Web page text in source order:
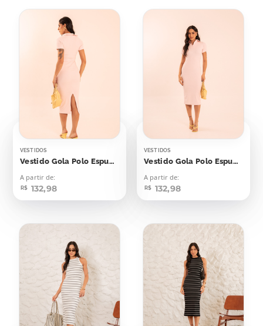
VESTIDOS
Vestido Gola Polo Espumante Rosê
A partir de:
R$ 132,98
VESTIDOS
Vestido Gola Polo Espumante Rosé
A partir de:
R$ 132,98